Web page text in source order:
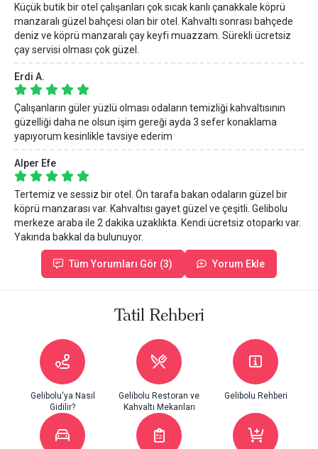
Küçük butik bir otel çalışanları çok sıcak kanlı çanakkale köprü
manzaralı güzel bahçesi olan bir otel. Kahvaltı sonrası bahçede
deniz ve köprü manzaralı çay keyfi muazzam. Sürekli ücretsiz
çay servisi olması çok güzel.
Erdi A.
Çalışanların güler yüzlü olması odaların temizliği kahvaltısının
güzelliği daha ne olsun işim gereği ayda 3 sefer konaklama
yapıyorum kesinlikle tavsiye ederim
Alper Efe
Tertemiz ve sessiz bir otel. Ön tarafa bakan odaların güzel bir
köprü manzarası var. Kahvaltısı gayet güzel ve çeşitli. Gelibolu
merkeze araba ile 2 dakika uzaklıkta. Kendi ücretsiz otoparkı var.
Yakında bakkal da bulunuyor.
Tüm Yorumları Gör (3) Yorum Ekle
Tatil Rehberi
Gelibolu'ya Nasıl
Gidilir?
Gelibolu Restoran ve
Kahvaltı Mekanları
Gelibolu Rehberi